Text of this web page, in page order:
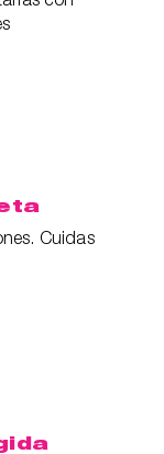
Cuidas